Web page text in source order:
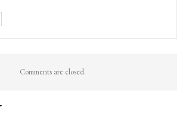
Comments are closed.